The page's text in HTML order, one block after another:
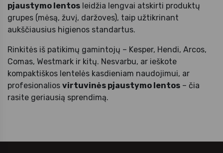
pjaustymo lentos leidžia lengvai atskirti produktų
grupes (mėsą, žuvį, daržoves), taip užtikrinant
aukščiausius higienos standartus.
Rinkitės iš patikimų gamintojų – Kesper, Hendi, Arcos,
Comas, Westmark ir kitų. Nesvarbu, ar ieškote
kompaktiškos lentelės kasdieniam naudojimui, ar
profesionalios virtuvinės pjaustymo lentos – čia
rasite geriausią sprendimą.